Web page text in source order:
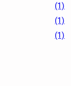
(1)
(1)
(1)